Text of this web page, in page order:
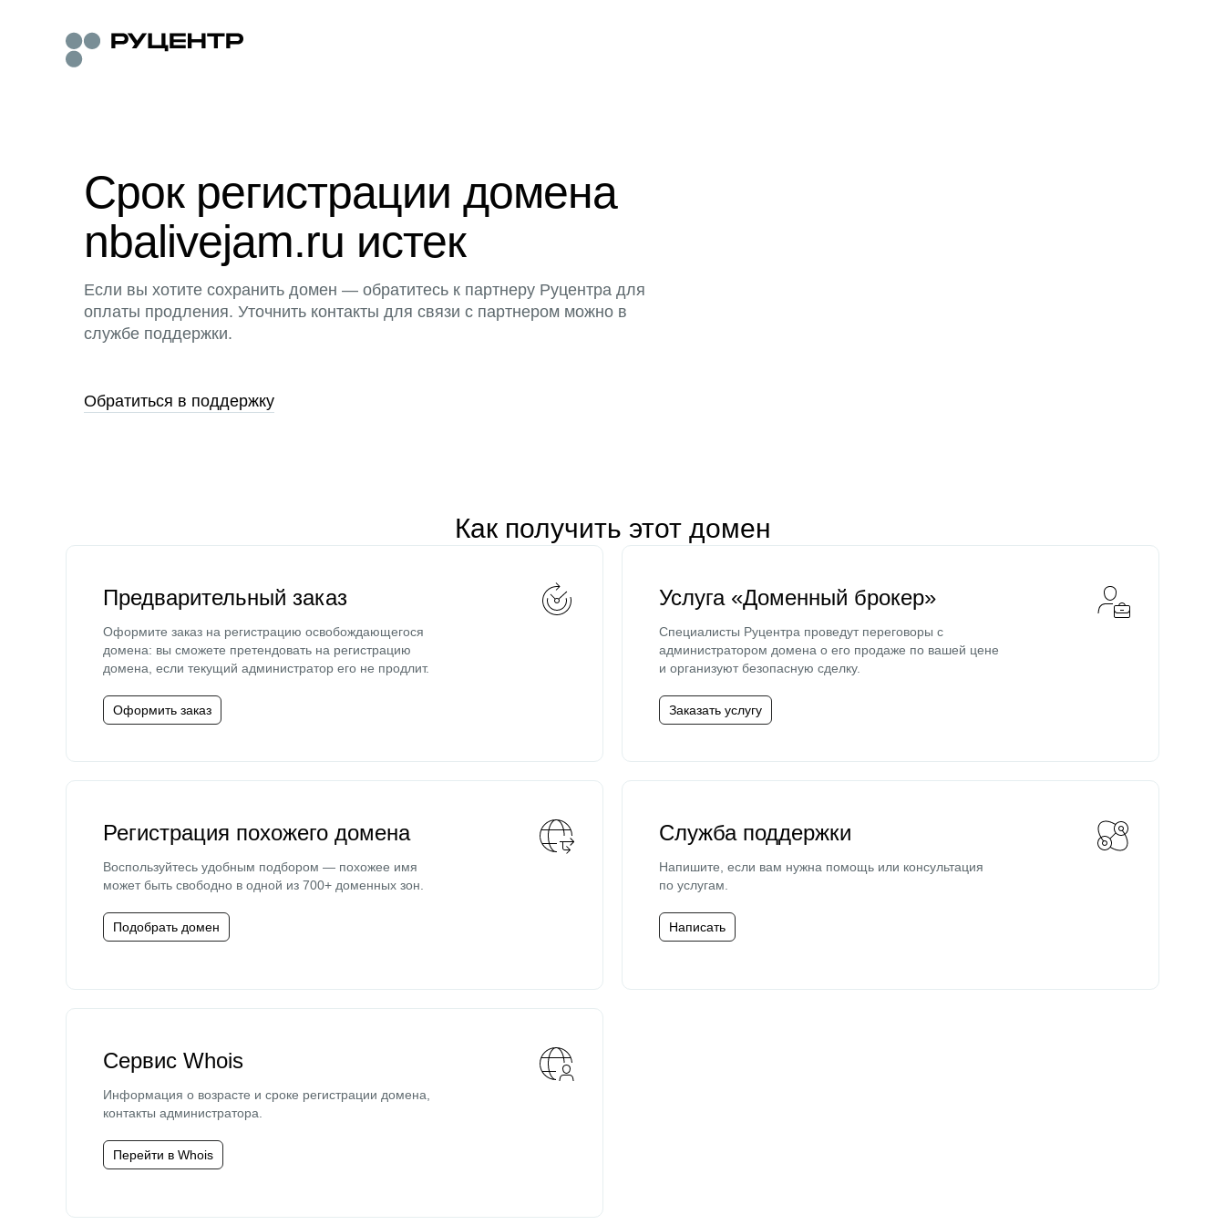
Срок регистрации домена
nbalivejam.ru истек
Если вы хотите сохранить домен — обратитесь к партнеру Руцентра для
оплаты продления. Уточнить контакты для связи с партнером можно в
службе поддержки.
Обратиться в поддержку
Как получить этот домен
Предварительный заказ
Оформите заказ на регистрацию освобождающегося
домена: вы сможете претендовать на регистрацию
домена, если текущий администратор его не продлит.
Оформить заказ
Услуга «Доменный брокер»
Специалисты Руцентра проведут переговоры с
администратором домена о его продаже по вашей цене
и организуют безопасную сделку.
Заказать услугу
Регистрация похожего домена
Воспользуйтесь удобным подбором — похожее имя
может быть свободно в одной из 700+ доменных зон.
Подобрать домен
Служба поддержки
Напишите, если вам нужна помощь или консультация
по услугам.
Написать
Сервис Whois
Информация о возрасте и сроке регистрации домена,
контакты администратора.
Перейти в Whois